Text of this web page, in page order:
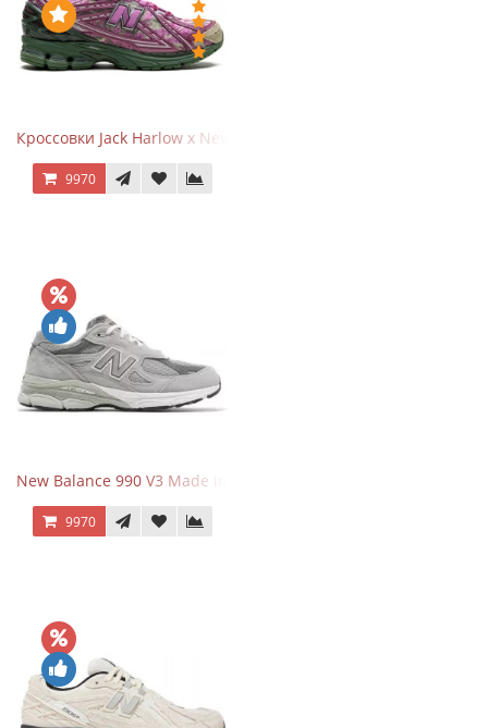
Кроссовки Jack Harlow x New Balance 1906r Kentucky Derby
9970
New Balance 990 V3 Made in USA Grey
9970